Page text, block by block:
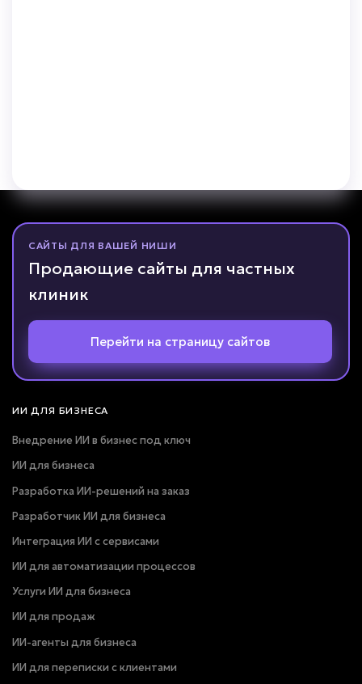
САЙТЫ ДЛЯ ВАШЕЙ НИШИ
Продающие сайты для частных
клиник
Перейти на страницу сайтов
ИИ ДЛЯ БИЗНЕСА
Внедрение ИИ в бизнес под ключ
ИИ для бизнеса
Разработка ИИ-решений на заказ
Разработчик ИИ для бизнеса
Интеграция ИИ с сервисами
ИИ для автоматизации процессов
Услуги ИИ для бизнеса
ИИ для продаж
ИИ-агенты для бизнеса
ИИ для переписки с клиентами